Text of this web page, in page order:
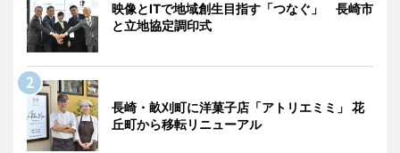
映像とITで地域創生目指す「つなぐ」 長崎市
と立地協定調印式
長崎・畝刈町に洋菓子店「アトリエミミ」 花
丘町から移転リニューアル